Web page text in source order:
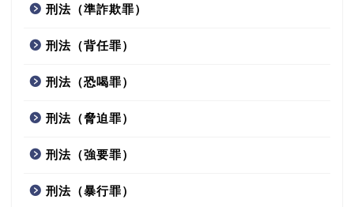
刑法（準詐欺罪）
刑法（背任罪）
刑法（恐喝罪）
刑法（脅迫罪）
刑法（強要罪）
刑法（暴行罪）